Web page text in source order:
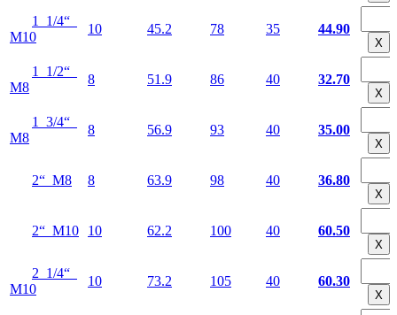
1 1/4“
М10
10 45.2 78 35 44.90
Х
1 1/2“
М8
8 51.9 86 40 32.70
Х
1 3/4“
М8
8 56.9 93 40 35.00
Х
2“ М8 8 63.9 98 40 36.80
Х
2“ М10 10 62.2 100 40 60.50
Х
2 1/4“
М10
10 73.2 105 40 60.30
Х